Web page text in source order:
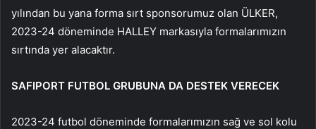
yılından bu yana forma sırt sponsorumuz olan ÜLKER,
2023-24 döneminde HALLEY markasıyla formalarımızın
sırtında yer alacaktır.
SAFIPORT FUTBOL GRUBUNA DA DESTEK VERECEK
2023-24 futbol döneminde formalarımızın sağ ve sol kolu